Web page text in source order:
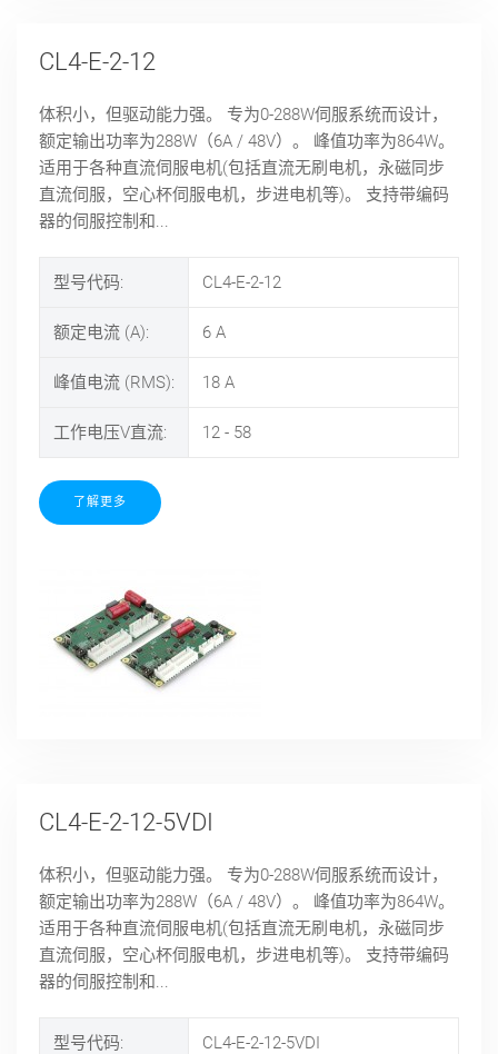
CL4-E-2-12
体积小，但驱动能力强。 专为0-288W伺服系统而设计，
额定输出功率为288W（6A / 48V）。 峰值功率为864W。
适用于各种直流伺服电机(包括直流无刷电机，永磁同步
直流伺服，空心杯伺服电机，步进电机等)。 支持带编码
器的伺服控制和...
型号代码: CL4-E-2-12
额定电流 (A): 6 A
峰值电流 (RMS): 18 A
工作电压V直流: 12 - 58
了解更多
CL4-E-2-12-5VDI
体积小，但驱动能力强。 专为0-288W伺服系统而设计，
额定输出功率为288W（6A / 48V）。 峰值功率为864W。
适用于各种直流伺服电机(包括直流无刷电机，永磁同步
直流伺服，空心杯伺服电机，步进电机等)。 支持带编码
器的伺服控制和...
型号代码: CL4-E-2-12-5VDI